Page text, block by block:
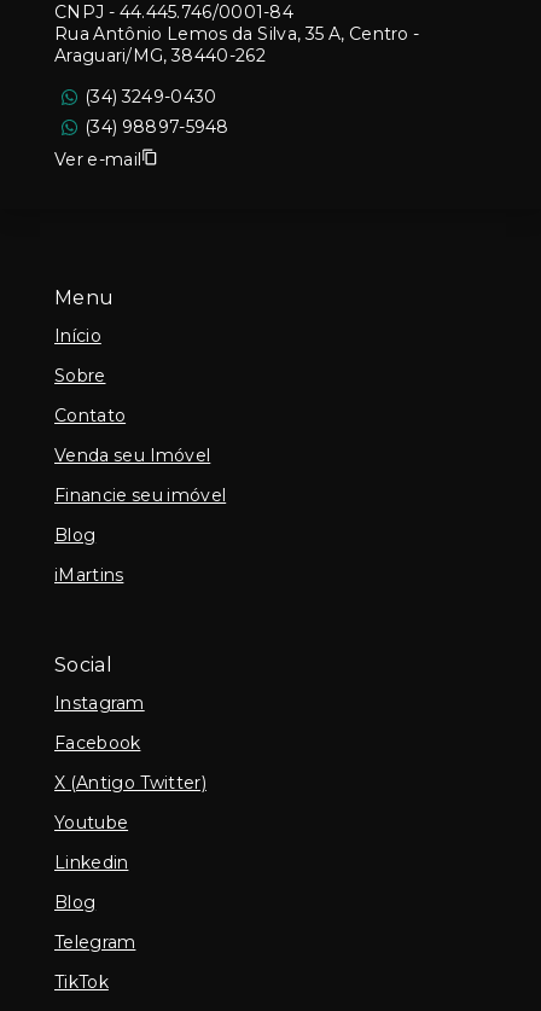
Menu
Início
Sobre
Contato
Venda seu Imóvel
Financie seu imóvel
Blog
iMartins
Social
Instagram
Facebook
X (Antigo Twitter)
Youtube
Linkedin
Blog
Telegram
TikTok
CNPJ - 44.445.746/0001-84
Rua Antônio Lemos da Silva, 35 A, Centro -
Araguari/MG, 38440-262
(34) 3249-0430
(34) 98897-5948
Ver e-mail